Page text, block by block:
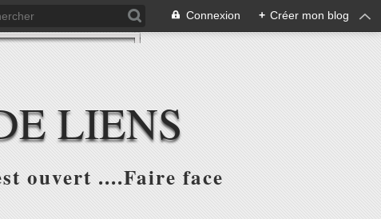
Connexion + Créer mon blog
LIENS
ouvert ....Faire face